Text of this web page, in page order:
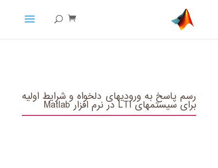
رسم پاسخ به ورودی‏های دلخواه و شرایط اولیه
برای سیستم‏های LTI در نرم افزار Matlab